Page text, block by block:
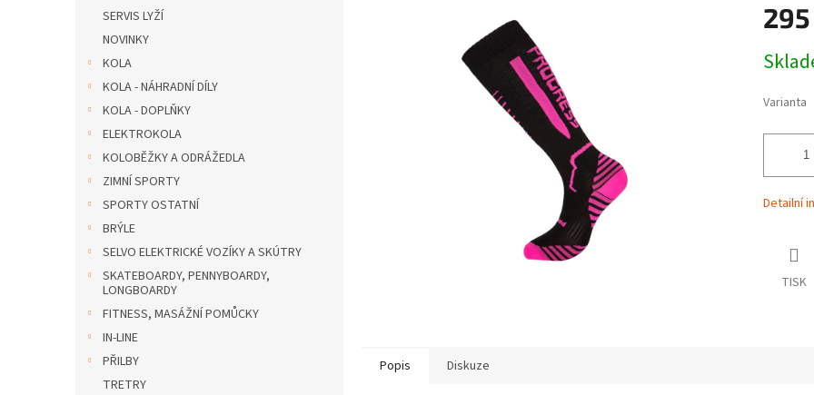
SERVIS LYŽÍ
NOVINKY
KOLA
KOLA - NÁHRADNÍ DÍLY
KOLA - DOPLŇKY
ELEKTROKOLA
KOLOBĚŽKY A ODRÁŽEDLA
ZIMNÍ SPORTY
SPORTY OSTATNÍ
BRÝLE
SELVO ELEKTRICKÉ VOZÍKY A SKÚTRY
SKATEBOARDY, PENNYBOARDY,
LONGBOARDY
FITNESS, MASÁŽNÍ POMŮCKY
IN-LINE
PŘILBY
TRETRY
cena:
Varianta
Detailní
TISK
Popis Diskuze